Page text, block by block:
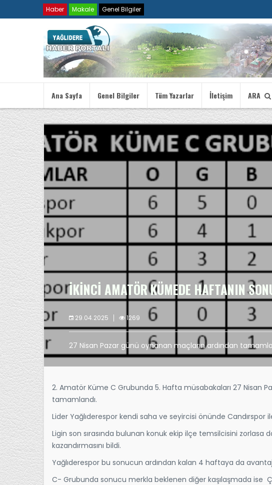
Haber Makale Genel Bilgiler
Ana Sayfa Genel Bilgiler Tüm Yazarlar İletişim ARA
İKİNCİ AMATÖR KÜMEDE HAFTANIN
29.04.2025 1269
27 Nisan Pazar günü oynanan maçların ardından
2. Amatör Küme C Grubunda 5. Hafta müsabakaları 27 Nisan
tamamlandı.
Lider Yağlıderespor kendi saha ve seyircisi önünde Candırspor
Ligin son sırasında bulunan konuk ekip ilçe temsilcisini zorlasa
kazandırmasını bildi.
Yağlıderespor bu sonucun ardından kalan 4 haftaya da
C- Grubunda sonucu merkla beklenen diğer kaşılaşmada ise